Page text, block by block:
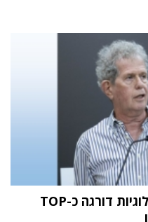
מחקר STKI השנתי: וואן טכנולוגיות דורגה כ-TOP